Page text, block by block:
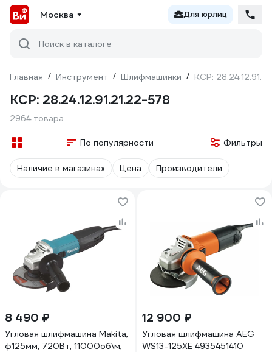
Москва Для юрлиц
Поиск в каталоге
Главная / Инструмент / Шлифмашинки / КСР:
КСР: 28.24.12.91.21.22-578
2964 товара
По популярности Фильтры
Наличие в магазинах Цена Производители
8 490 ₽
Угловая шлифмашина Makita,
ф125мм, 720Вт, 11000об\м,
12 900 ₽
Угловая шлифмашина AEG
WS13-125XE 4935451410